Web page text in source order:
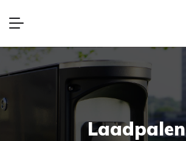
Laadpalen